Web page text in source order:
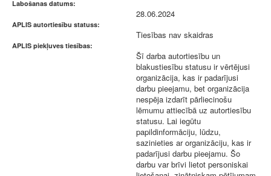
Labošanas datums:
28.06.2024
APLIS autortiesību statuss:
Tiesības nav skaidras
APLIS piekļuves tiesības:
Šī darba autortiesību un
blakustiesību statusu ir vērtējusi
organizācija, kas ir padarījusi
darbu pieejamu, bet organizācija
nespēja izdarīt pārliecinošu
lēmumu attiecībā uz autortiesību
statusu. Lai iegūtu
papildinformāciju, lūdzu,
sazinieties ar organizāciju, kas ir
padarījusi darbu pieejamu. Šo
darbu var brīvi lietot personiskai